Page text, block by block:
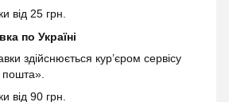
від 25 грн.
по Україні
здійснюється кур’єром сервісу
від 90 грн.